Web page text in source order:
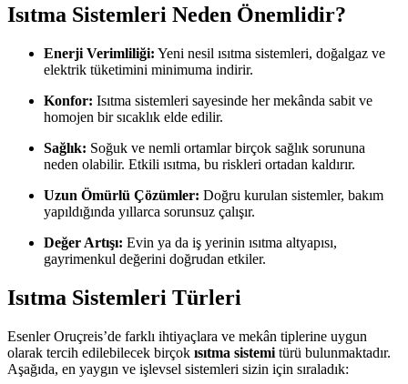
Isıtma Sistemleri Neden Önemlidir?
Enerji Verimliliği: Yeni nesil ısıtma sistemleri, doğalgaz ve
elektrik tüketimini minimuma indirir.
Konfor: Isıtma sistemleri sayesinde her mekânda sabit ve
homojen bir sıcaklık elde edilir.
Sağlık: Soğuk ve nemli ortamlar birçok sağlık sorununa
neden olabilir. Etkili ısıtma, bu riskleri ortadan kaldırır.
Uzun Ömürlü Çözümler: Doğru kurulan sistemler, bakım
yapıldığında yıllarca sorunsuz çalışır.
Değer Artışı: Evin ya da iş yerinin ısıtma altyapısı,
gayrimenkul değerini doğrudan etkiler.
Isıtma Sistemleri Türleri
Esenler Oruçreis’de farklı ihtiyaçlara ve mekân tiplerine uygun
olarak tercih edilebilecek birçok ısıtma sistemi türü bulunmaktadır.
Aşağıda, en yaygın ve işlevsel sistemleri sizin için sıraladık: